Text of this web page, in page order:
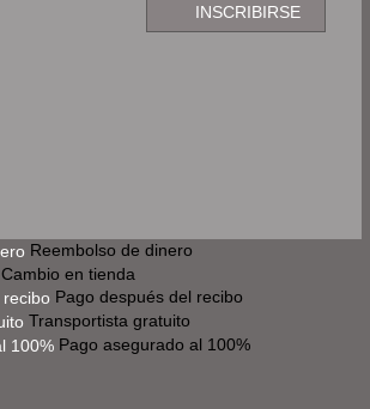
Reembolso de dinero
Cambio en tienda
Pago después del recibo
Transportista gratuito
Pago asegurado al 100%